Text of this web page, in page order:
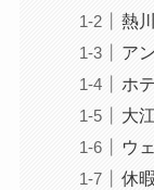
熱
ア
ホ
大
ウ
休